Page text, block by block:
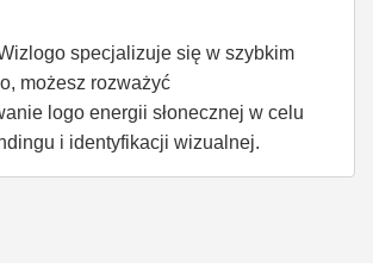
specjalizuje się w szybkim
możesz rozważyć
logo energii słonecznej w celu
i identyfikacji wizualnej.